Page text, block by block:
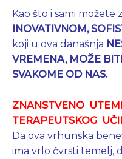
Kao što i sami možete
INOVATIVNOM,
koji u ova današnja
VREMENA, MOŽE
SVAKOME OD NAS.
ZNANSTVENO
TERAPEUTSKOG
Da ova vrhunska
ima vrlo čvrsti temelj,